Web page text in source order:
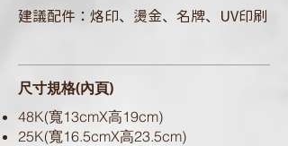
建議配件：烙印、燙金、名牌、UV印刷
尺寸規格(內頁)
48K(寬13cmX高19cm)
25K(寬16.5cmX高23.5cm)